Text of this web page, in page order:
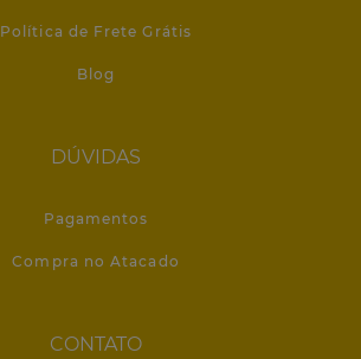
Política de Frete Grátis
Blog
DÚVIDAS
Pagamentos
Compra no Atacado
CONTATO